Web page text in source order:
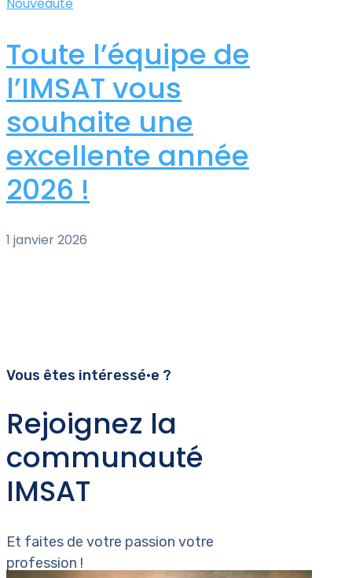
Toute l’équipe de
l’IMSAT vous
souhaite une
excellente année
2026 !​​
1 janvier 2026
Vous êtes intéressé•e ?
Rejoignez la
communauté
IMSAT
Et faites de votre passion votre
profession !